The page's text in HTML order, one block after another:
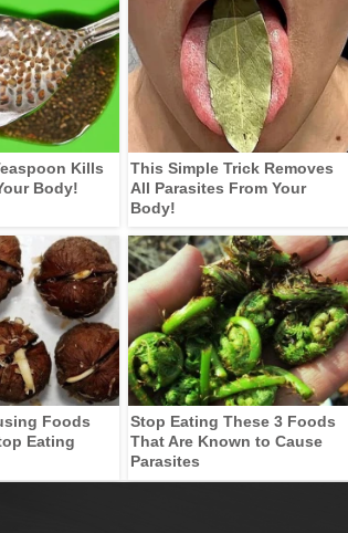
Kills
Body!
This Simple Trick Removes
All Parasites From Your
Body!
Foods
Eating
Stop Eating These 3 Foods
That Are Known to Cause
Parasites